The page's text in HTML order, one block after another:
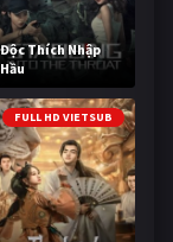
Độc Thích Nhập
Hầu
FULL HD VIETSUB